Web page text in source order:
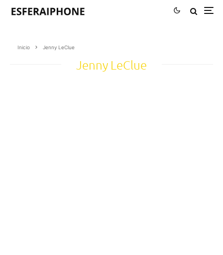
Inicio Jenny LeClue
Jenny LeClue